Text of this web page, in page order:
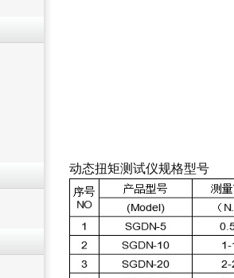
动态扭矩测试仪规格型号